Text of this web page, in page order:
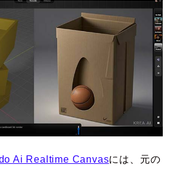
Ai Realtime Canvasには、元の